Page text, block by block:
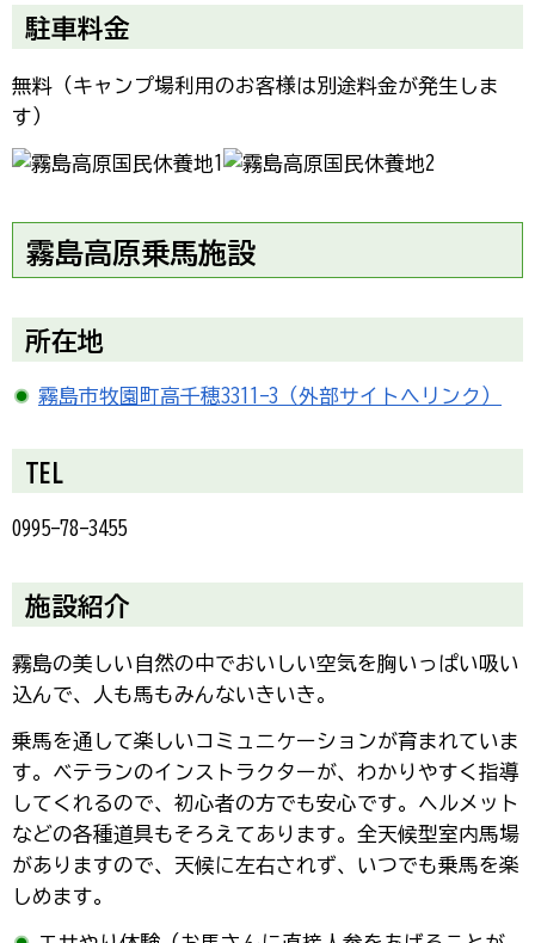
駐車料金
無料（キャンプ場利用のお客様は別途料金が発生しま
す）
霧島高原乗馬施設
所在地
霧島市牧園町高千穂3311-3（外部サイトへリンク）
TEL
0995-78-3455
施設紹介
霧島の美しい自然の中でおいしい空気を胸いっぱい吸い
込んで、人も馬もみんないきいき。
乗馬を通して楽しいコミュニケーションが育まれていま
す。ベテランのインストラクターが、わかりやすく指導
してくれるので、初心者の方でも安心です。ヘルメット
などの各種道具もそろえてあります。全天候型室内馬場
がありますので、天候に左右されず、いつでも乗馬を楽
しめます。